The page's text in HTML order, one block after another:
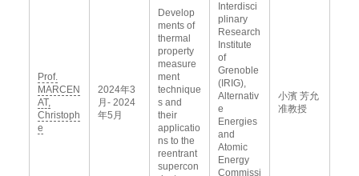
Prof.
MARCEN
AT,
Christoph
e
2024年3
月- 2024
年5月
Develop
ments of
thermal
property
measure
ment
technique
s and
their
applicatio
ns to the
reentrant
supercon
Interdisci
plinary
Research
Institute
of
Grenoble
(IRIG),
Alternativ
e
Energies
and
Atomic
Energy
Commissi
小濱 芳允
准教授